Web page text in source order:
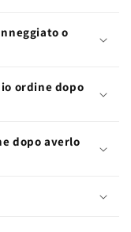
o
ordine dopo
dopo averlo